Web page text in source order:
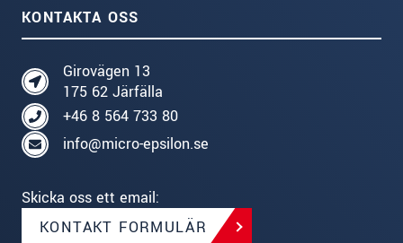
KONTAKTA OSS
Girovägen 13
175 62 Järfälla
+46 8 564 733 80
info@micro-epsilon.se
Skicka oss ett email:
KONTAKT FORMULÄR